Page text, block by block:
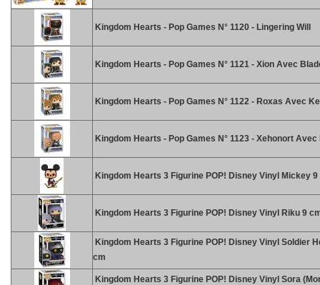
Kingdom Hearts - Pop Games N° 1120 - Lingering Will
Kingdom Hearts - Pop Games N° 1121 - Xion Avec
Kingdom Hearts - Pop Games N° 1122 - Roxas Avec
Kingdom Hearts - Pop Games N° 1123 - Xehonort
Kingdom Hearts 3 Figurine POP! Disney Vinyl Mickey 9
Kingdom Hearts 3 Figurine POP! Disney Vinyl Riku 9
Kingdom Hearts 3 Figurine POP! Disney Vinyl Soldier
cm
Kingdom Hearts 3 Figurine POP! Disney Vinyl Sora